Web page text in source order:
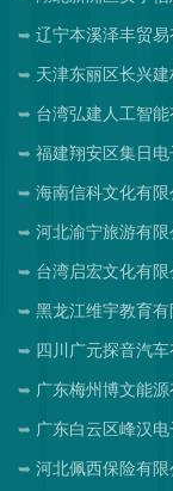
辽宁本溪泽丰贸易
天津东丽区长兴建
台湾弘建人工智能
福建翔安区集日电
海南信科文化有限
河北渝宁旅游有限
台湾启宏文化有限
黑龙江维宇教育有
四川广元探音汽车
广东梅州博文能源
广东白云区峰汉电
河北佩西保险有限